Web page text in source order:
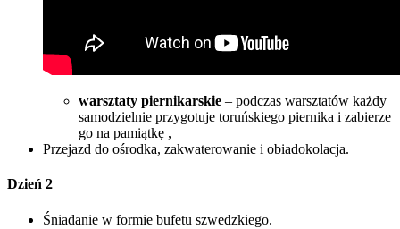
warsztaty piernikarskie – podczas warsztatów każdy
samodzielnie przygotuje toruńskiego piernika i zabierze
go na pamiątkę ,
Przejazd do ośrodka, zakwaterowanie i obiadokolacja.
Dzień 2
Śniadanie w formie bufetu szwedzkiego.